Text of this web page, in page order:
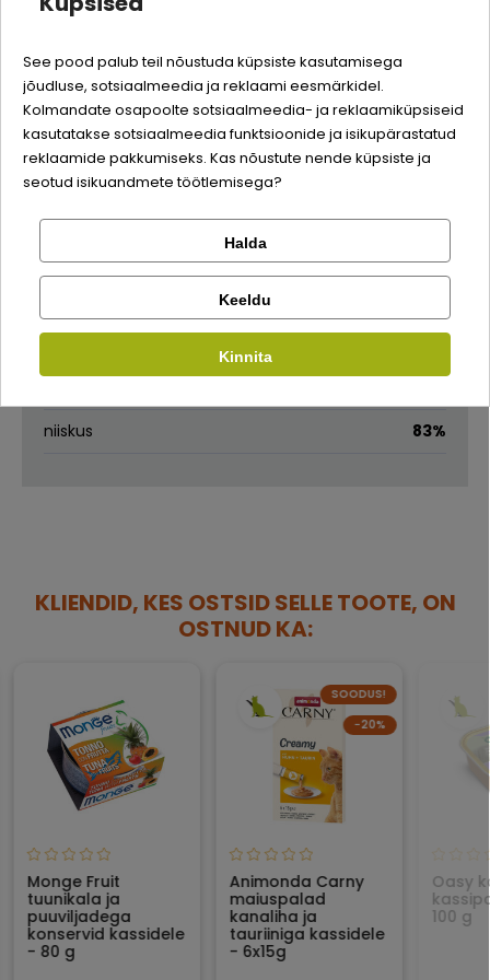
Kirjuta arvustus
veis
riis
taimsed tarrendajad
Analüütilise koostisosad
toorvalk
13%
niiskus
83%
KLIENDID, KES OSTSID SELLE TOOTE, ON
OSTNUD KA:
Monge Fruit
tuunikala ja
puuviljadega
konservid kassidele
- 80 g
SOODUS!
−20%
Animonda Carny
maiuspalad
kanaliha ja
tauriiniga kassidele
- 6x15g
Oasy
100 g
Quality:
Kirjuta arvustus
Kontrolli tellimust
Logi sisse
Registreeru
Facebook
Google
See pood palub teil nõustuda küpsiste kasutamisega
jõudluse, sotsiaalmeedia ja reklaami eesmärkidel.
Kolmandate osapoolte sotsiaalmeedia- ja reklaamiküpsiseid
kasutatakse sotsiaalmeedia funktsioonide ja isikupärastatud
reklaamide pakkumiseks. Kas nõustute nende küpsiste ja
seotud isikuandmete töötlemisega?
Halda
Keeldu
Kinnita